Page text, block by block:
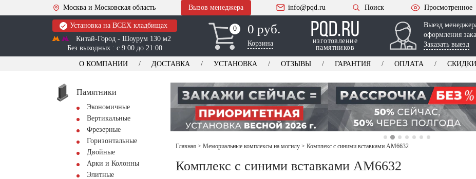
Москва и Московская область Вызов менеджера info@pqd.ru Поиск Просмотренное
Установка на ВСЕХ кладбищах
Китай-Город - Шоурум 130 м2
Без выходных : с 9:00 до 21:00
0
0 0 руб.
Корзина
изготовление
памятников
Выезд
оформления
Заказать выезд
О КОМПАНИИ ДОСТАВКА УСТАНОВКА ОТЗЫВЫ ГАРАНТИЯ ОПЛАТА СКИДКИ
Памятники
Экономичные
Вертикальные
Фрезерные
Горизонтальные
Двойные
Арки и Колонны
Элитные
Главная > Мемориальные комплексы на могилу > Комплекс с синими вставками AM6632
Комплекс с синими вставками AM6632